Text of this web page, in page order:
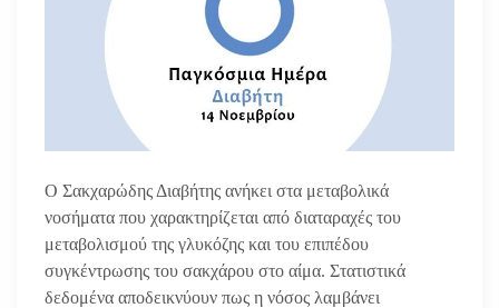
Ο Σακχαρώδης Διαβήτης ανήκει στα μεταβολικά
νοσήματα που χαρακτηρίζεται από διαταραχές του
μεταβολισμού της γλυκόζης και του επιπέδου
συγκέντρωσης του σακχάρου στο αίμα. Στατιστικά
δεδομένα αποδεικνύουν πως η νόσος λαμβάνει